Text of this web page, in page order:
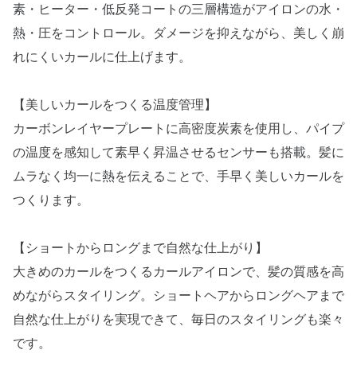
素・ヒーター・低反発コートの三層構造がアイロンの水・
熱・圧をコントロール。ダメージを抑えながら、美しく崩
れにくいカールに仕上げます。
【美しいカールをつくる温度管理】
カーボンレイヤープレートに高密度炭素を使用し、パイプ
の温度を感知して素早く昇温させるセンサーも搭載。髪に
ムラなく均一に熱を伝えることで、手早く美しいカールを
つくります。
【ショートからロングまで自然な仕上がり】
大きめのカールをつくるカールアイロンで、髪の質感を高
めながらスタイリング。ショートヘアからロングヘアまで
自然な仕上がりを実現できて、毎日のスタイリングも楽々
です。